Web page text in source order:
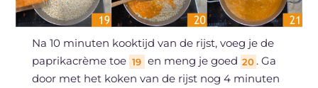
Na 10 minuten kooktijd van de rijst, voeg je de
paprikacrème toe 19 en meng je goed 20 . Ga
door met het koken van de rijst nog 4 minuten